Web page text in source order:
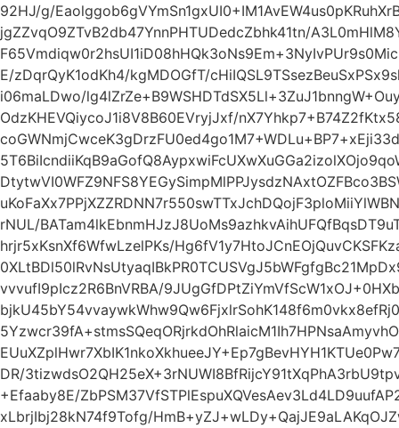
92HJ/g/
jgZZvqO9ZTvB2db47YnnPHTUDedcZbhk41tn/
E/zDqrQyK1odKh4/kgMDOGfT/
i06maLDwo/
OdzKHEVQiycoJ1i8V8B60EVryjJxf/
rNUL/
hrjr5xKsnXf6WfwLzelPKs/
vvvufI9pIcz2R6BnVRBA/
DR/
+Efaaby8E/
xLbrjIbj28kN74f9Tofg/